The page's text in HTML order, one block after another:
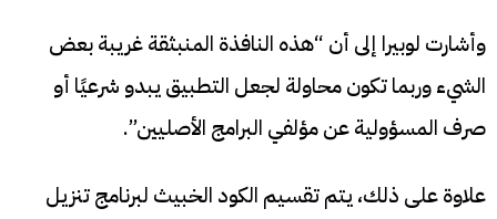
وأشارت لوبيرا إلى أن “هذه النافذة المنبثقة غريبة بعض
الشيء وربما تكون محاولة لجعل التطبيق يبدو شرعيًا أو
صرف المسؤولية عن مؤلفي البرامج الأصليين”.
علاوة على ذلك، يتم تقسيم الكود الخبيث لبرنامج تنزيل